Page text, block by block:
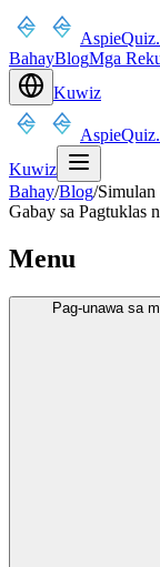
BahayBlogMga
Kuwiz
Kuwiz
Bahay/Blog/Simulan
Gabay sa Pagtuklas
Menu
Pag-unawa sa